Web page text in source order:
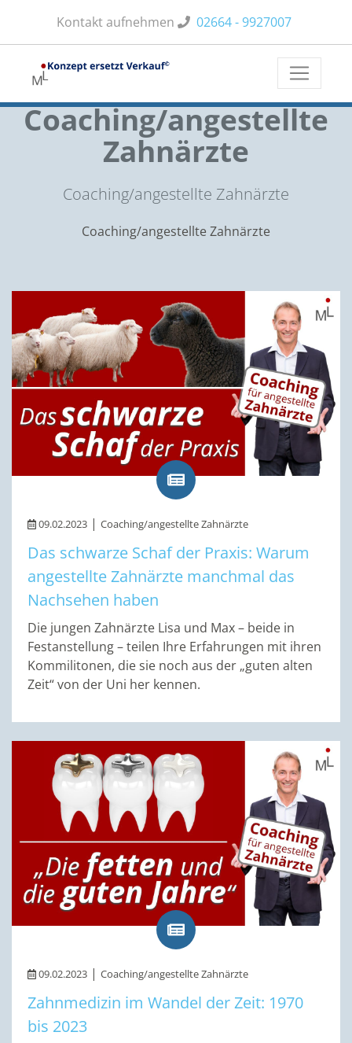
Kontakt aufnehmen 02664 - 9927007
Coaching/angestellte
Zahnärzte
Coaching/angestellte Zahnärzte
Coaching/angestellte Zahnärzte
09.02.2023 |Coaching/angestellte Zahnärzte
Das schwarze Schaf der Praxis: Warum
angestellte Zahnärzte manchmal das
Nachsehen haben
Die jungen Zahnärzte Lisa und Max – beide in
Festanstellung – teilen Ihre Erfahrungen mit ihren
Kommilitonen, die sie noch aus der „guten alten
Zeit“ von der Uni her kennen.
09.02.2023 |Coaching/angestellte Zahnärzte
Zahnmedizin im Wandel der Zeit: 1970
bis 2023